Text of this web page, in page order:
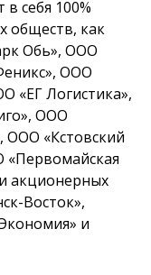
себя 100%
обществ, как
Обь», ООО
ООО
«ЕГ Логистика»,
ООО
ООО «Кстовский
акционерных
Восток»,
и